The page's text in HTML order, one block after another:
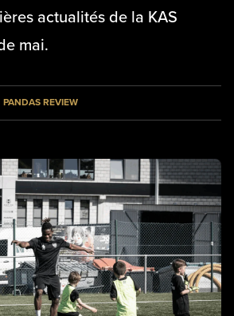
actualités de la KAS
mai.
PANDAS REVIEW